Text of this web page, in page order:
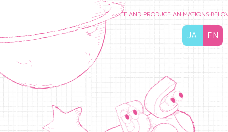
TO CREATE AND PRODUCE ANIMATIONS
JA EN